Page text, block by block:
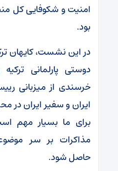
امنیت و شکوفایی کل
بود.
در این نشست، کایهان
دوستی پارلمانی ترکیه
خرسندی از میزبانی
ایران و سفیر ایران در
برای ما بسیار مهم
مذاکرات بر سر
حاصل شود.